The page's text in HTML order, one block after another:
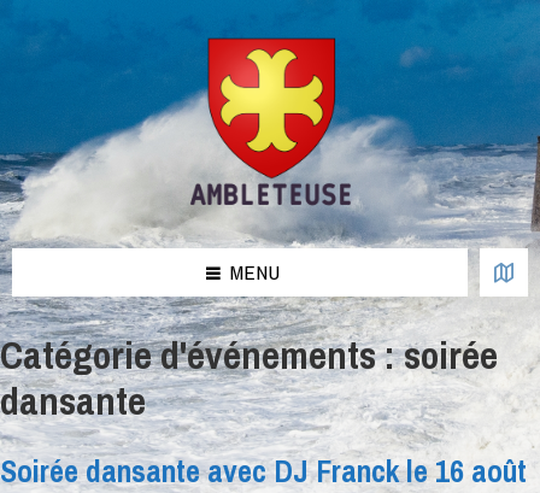
contenu
gauche
pied
MENU
Catégorie d'événements :soirée
dansante
Soirée dansante avec DJ Franck le 16 août